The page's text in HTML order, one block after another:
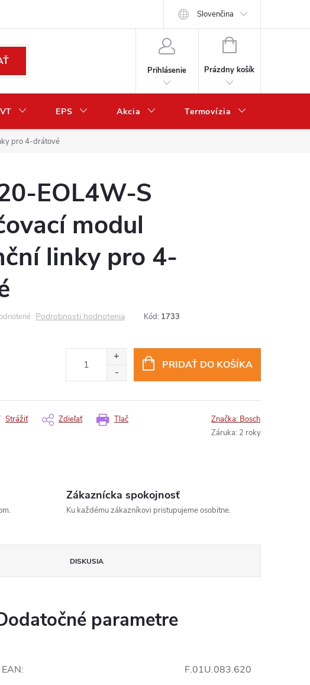
Slovenčina
Prihlásenie
NÁKUPNÝ
Prázdny košík
EPS Akcia Termovízia
pro 4-drátové
EOL4W-S
modul
linky pro 4-
Podrobnosti hodnotenia Kód: 1733
PRIDAŤ DO KOŠÍKA
Tlač
Strážiť Zdieľať Značka: Bosch
Záruka: 2 roky
Zákaznícka spokojnosť
Ku každému zákazníkovi pristupujeme osobitne.
DISKUSIA
parametre
EAN: F.01U.083.620
www.insomnium.sk - Chat